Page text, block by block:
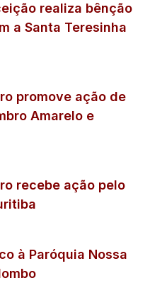
realiza bênção
a Santa Teresinha
promove ação de
Amarelo e
recebe ação pelo
à Paróquia Nossa